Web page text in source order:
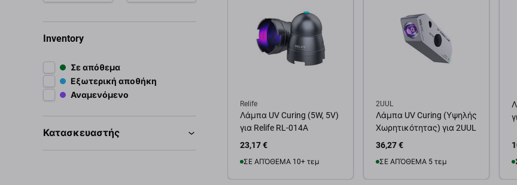
Inventory
Σε απόθεμα
Εξωτερική αποθήκη
Αναμενόμενο
Κατασκευαστής
Relife
Λάμπα UV Curing (5W, 5V)
για Relife RL-014A
23,17 €
ΣΕ ΑΠΌΘΕΜΑ 10+ τεμ
2UUL
Λάμπα UV Curing (Υψηλής
Χωρητικότητας) για 2UUL
36,27 €
ΣΕ ΑΠΌΘΕΜΑ 5 τεμ